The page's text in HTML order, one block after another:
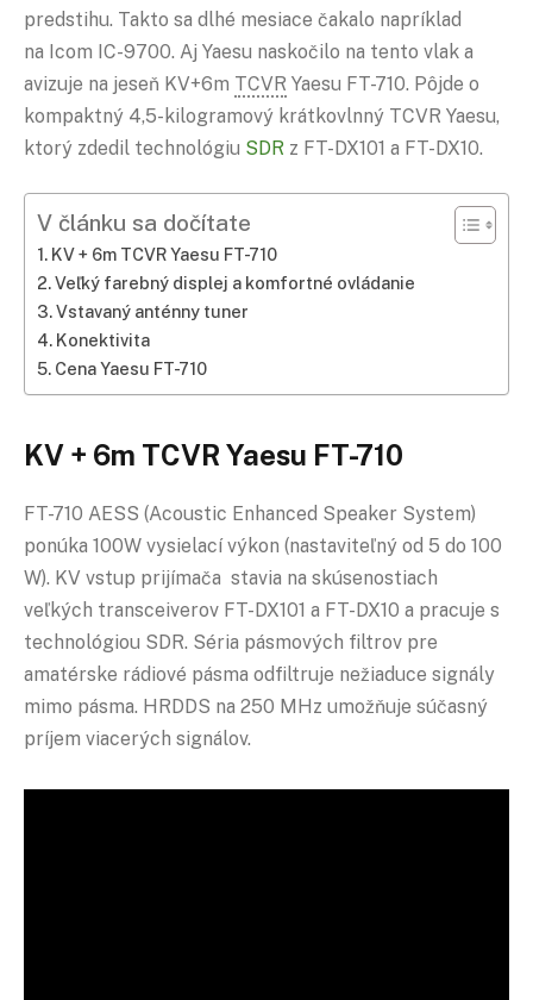
predstihu. Takto sa dlhé mesiace čakalo napríklad
na Icom IC-9700. Aj Yaesu naskočilo na tento vlak a
avizuje na jeseň KV+6m TCVR Yaesu FT-710. Pôjde o
kompaktný 4,5-kilogramový krátkovlnný TCVR Yaesu,
ktorý zdedil technológiu SDR z FT-DX101 a FT-DX10.
V článku sa dočítate
KV + 6m TCVR Yaesu FT-710
Veľký farebný displej a komfortné ovládanie
Vstavaný anténny tuner
Konektivita
Cena Yaesu FT-710
KV + 6m TCVR Yaesu FT-710
FT-710 AESS (Acoustic Enhanced Speaker System)
ponúka 100W vysielací výkon (nastaviteľný od 5 do 100
W). KV vstup prijímača stavia na skúsenostiach
veľkých transceiverov FT-DX101 a FT-DX10 a pracuje s
technológiou SDR. Séria pásmových filtrov pre
amatérske rádiové pásma odfiltruje nežiaduce signály
mimo pásma. HRDDS na 250 MHz umožňuje súčasný
príjem viacerých signálov.